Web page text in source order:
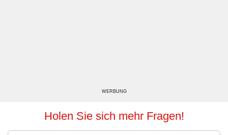
WERBUNG
Holen Sie sich mehr Fragen!